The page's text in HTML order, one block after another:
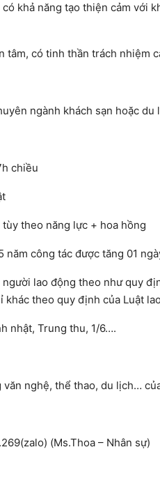
khả năng tạo thiện cảm với
tâm, có tinh thần trách nhiệm
ngành khách sạn hoặc du
chiều
theo năng lực + hoa hồng
năm công tác được tăng 01
lao động theo như quy
khác theo quy định của Luật
nhật, Trung thu, 1/6….
nghệ, thể thao, du lịch…
(Ms.Thoa – Nhân sự)